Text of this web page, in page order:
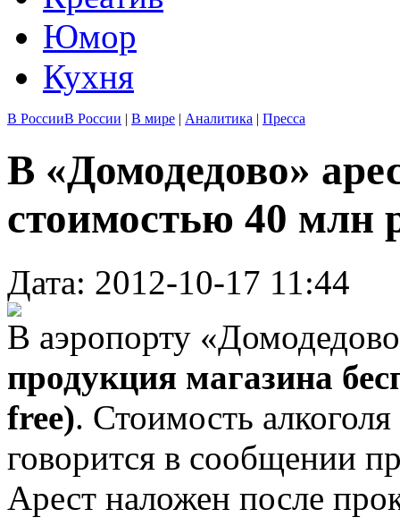
Юмор
Кухня
В РоссииВ России | В мире | Аналитика | Пресса
В «Домодедово»
стоимостью 40 млн
Дата: 2012-10-17 11:44
В аэропорту
продукция магазина
free). Стоимость
говорится в сообщении
Арест наложен после